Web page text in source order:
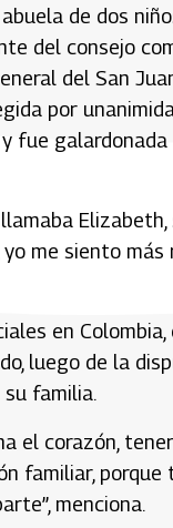
de dos
del consejo
del San
por
fue
Elizabeth,
me siento
en
luego de la
familia.
el corazón,
familiar,
menciona.